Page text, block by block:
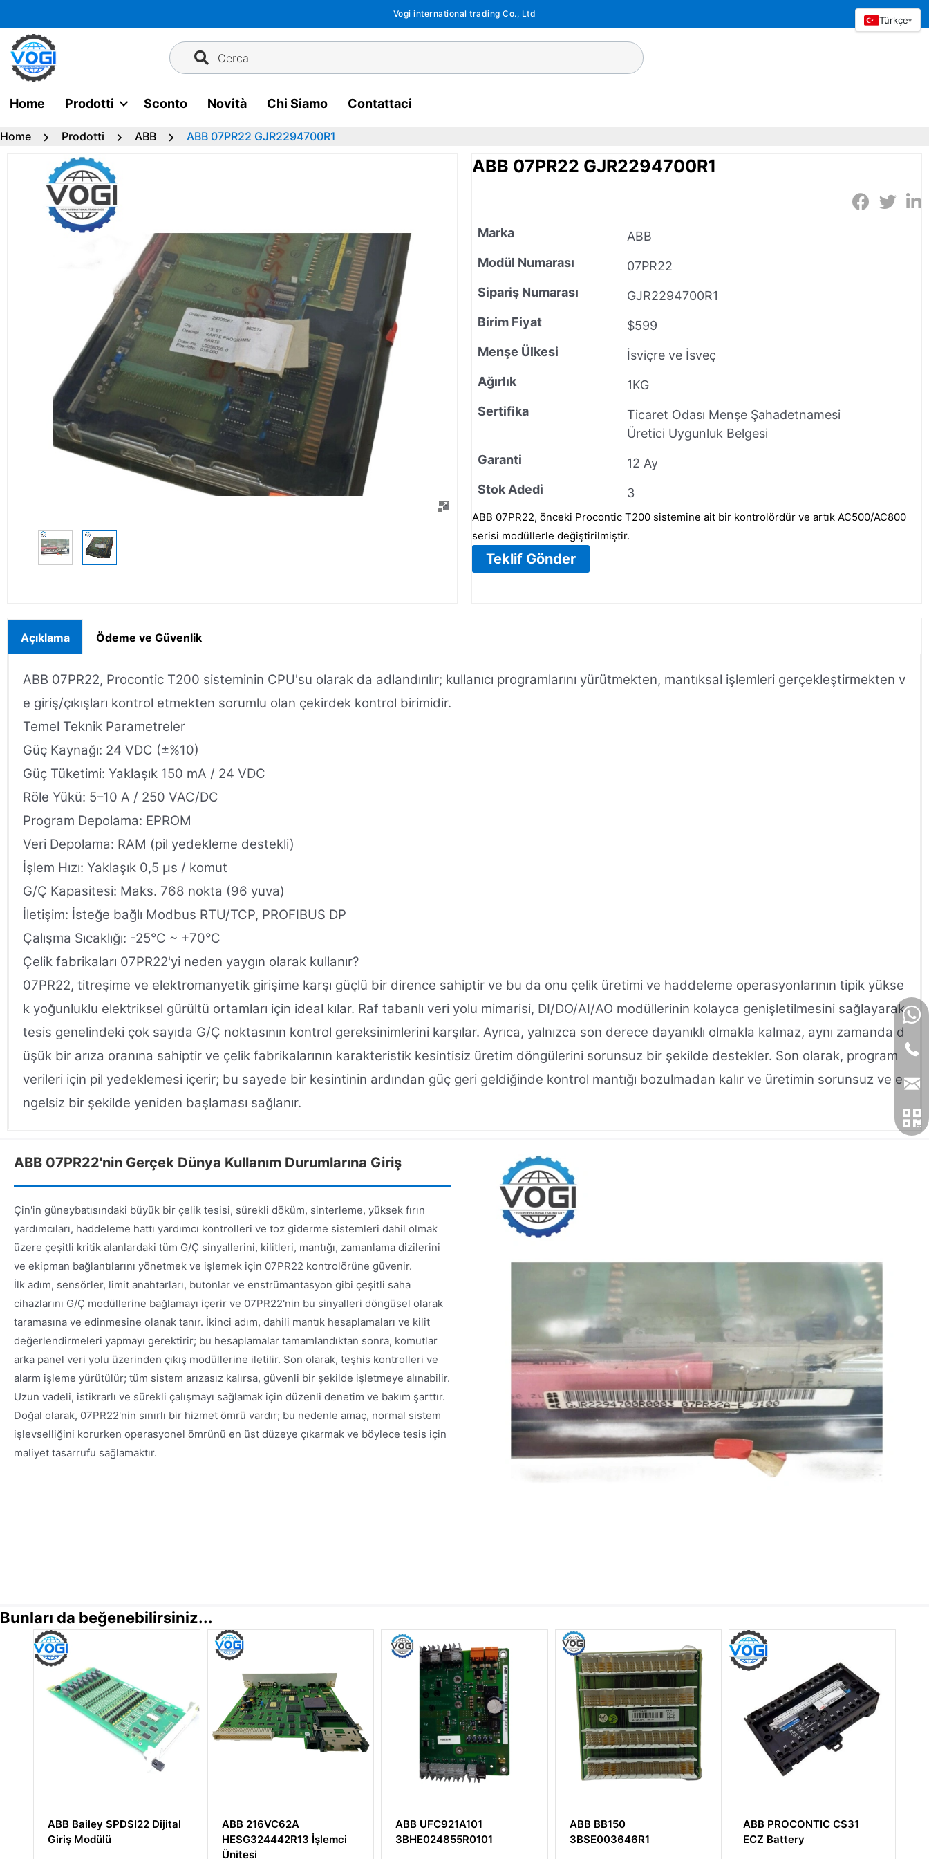
al
contenuto
Vogi international trading Co., Ltd
Cerca
Home Prodotti Sconto Novità Chi Siamo Contattaci
Home Prodotti ABB ABB 07PR22 GJR2294700R1
ABB 07PR22 GJR2294700R1
Marka
ABB
Modül Numarası
07PR22
Sipariş Numarası
GJR2294700R1
Birim Fiyat
$599
Menşe Ülkesi
İsviçre ve İsveç
Ağırlık
1KG
Sertifika
Ticaret Odası Menşe Şahadetnamesi
Üretici Uygunluk Belgesi
Garanti
12 Ay
Stok Adedi
3
ABB 07PR22, önceki Procontic T200 sistemine ait bir kontrolördür ve artık AC500/AC800
serisi modüllerle değiştirilmiştir.
Teklif Gönder
Açıklama Ödeme ve Güvenlik
ABB 07PR22, Procontic T200 sisteminin CPU'su olarak da adlandırılır; kullanıcı programlarını yürütmekten, mantıksal işlemleri gerçekleştirmekten v
e giriş/çıkışları kontrol etmekten sorumlu olan çekirdek kontrol birimidir.
Temel Teknik Parametreler
Güç Kaynağı: 24 VDC (±%10)
Güç Tüketimi: Yaklaşık 150 mA / 24 VDC
Röle Yükü: 5–10 A / 250 VAC/DC
Program Depolama: EPROM
Veri Depolama: RAM (pil yedekleme destekli)
İşlem Hızı: Yaklaşık 0,5 μs / komut
G/Ç Kapasitesi: Maks. 768 nokta (96 yuva)
İletişim: İsteğe bağlı Modbus RTU/TCP, PROFIBUS DP
Çalışma Sıcaklığı: -25°C ~ +70°C
Çelik fabrikaları 07PR22'yi neden yaygın olarak kullanır?
07PR22, titreşime ve elektromanyetik girişime karşı güçlü bir dirence sahiptir ve bu da onu çelik üretimi ve haddeleme operasyonlarının tipik yükse
k yoğunluklu elektriksel gürültü ortamları için ideal kılar. Raf tabanlı veri yolu mimarisi, DI/DO/AI/AO modüllerinin kolayca genişletilmesini sağlayarak
tesis genelindeki çok sayıda G/Ç noktasının kontrol gereksinimlerini karşılar. Ayrıca, yalnızca son derece dayanıklı olmakla kalmaz, aynı zamanda d
üşük bir arıza oranına sahiptir ve çelik fabrikalarının karakteristik kesintisiz üretim döngülerini sorunsuz bir şekilde destekler. Son olarak, program
verileri için pil yedeklemesi içerir; bu sayede bir kesintinin ardından güç geri geldiğinde kontrol mantığı bozulmadan kalır ve üretimin sorunsuz ve e
ngelsiz bir şekilde yeniden başlaması sağlanır.
ABB 07PR22'nin Gerçek Dünya Kullanım Durumlarına Giriş
Çin'in güneybatısındaki büyük bir çelik tesisi, sürekli döküm, sinterleme, yüksek fırın
yardımcıları, haddeleme hattı yardımcı kontrolleri ve toz giderme sistemleri dahil olmak
üzere çeşitli kritik alanlardaki tüm G/Ç sinyallerini, kilitleri, mantığı, zamanlama dizilerini
ve ekipman bağlantılarını yönetmek ve işlemek için 07PR22 kontrolörüne güvenir.
İlk adım, sensörler, limit anahtarları, butonlar ve enstrümantasyon gibi çeşitli saha
cihazlarını G/Ç modüllerine bağlamayı içerir ve 07PR22'nin bu sinyalleri döngüsel olarak
taramasına ve edinmesine olanak tanır. İkinci adım, dahili mantık hesaplamaları ve kilit
değerlendirmeleri yapmayı gerektirir; bu hesaplamalar tamamlandıktan sonra, komutlar
arka panel veri yolu üzerinden çıkış modüllerine iletilir. Son olarak, teşhis kontrolleri ve
alarm işleme yürütülür; tüm sistem arızasız kalırsa, güvenli bir şekilde işletmeye alınabilir.
Uzun vadeli, istikrarlı ve sürekli çalışmayı sağlamak için düzenli denetim ve bakım şarttır.
Doğal olarak, 07PR22'nin sınırlı bir hizmet ömrü vardır; bu nedenle amaç, normal sistem
işlevselliğini korurken operasyonel ömrünü en üst düzeye çıkarmak ve böylece tesis için
maliyet tasarrufu sağlamaktır.
Bunları da beğenebilirsiniz...
ABB 216VC62A
HESG324442R13 İşlemci
ABB UFC921A101
3BHE024855R0101
ABB BB150
3BSE003646R1
ABB PROCONTIC CS31
ECZ Battery
ABB 81EA04E-E
GJR239340R1210
Türkçe▾